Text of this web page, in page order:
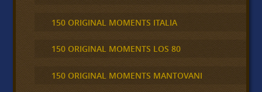
150 ORIGINAL MOMENTS ITALIA
150 ORIGINAL MOMENTS LOS 80
150 ORIGINAL MOMENTS MANTOVANI